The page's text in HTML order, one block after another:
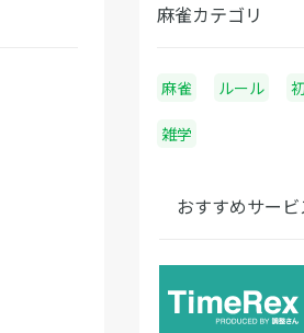
麻雀カテゴリ
麻雀 ルール
雑学
おすすめサービ